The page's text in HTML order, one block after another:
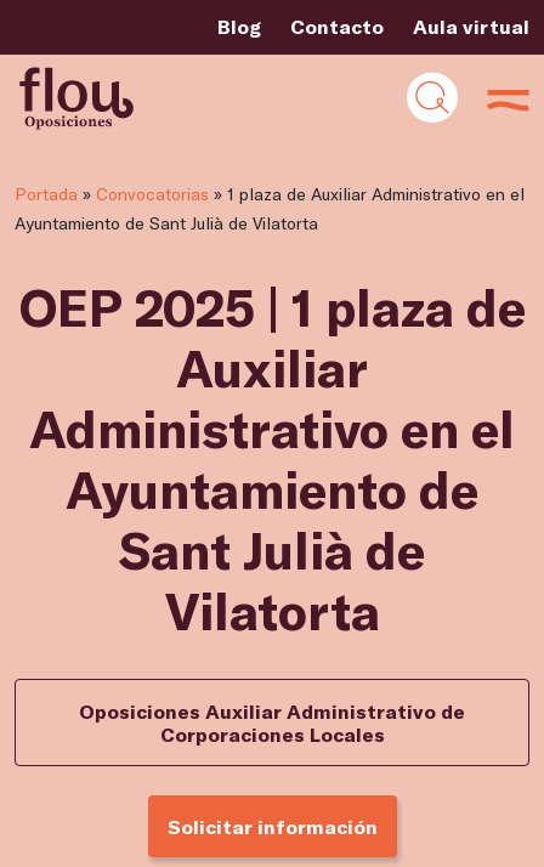
Blog Contacto Aula virtual
Portada » Convocatorias » 1 plaza de Auxiliar Administrativo en el
Ayuntamiento de Sant Julià de Vilatorta
OEP 2025 | 1 plaza de
Auxiliar
Administrativo en el
Ayuntamiento de
Sant Julià de
Vilatorta
Oposiciones Auxiliar Administrativo de
Corporaciones Locales
Solicitar información